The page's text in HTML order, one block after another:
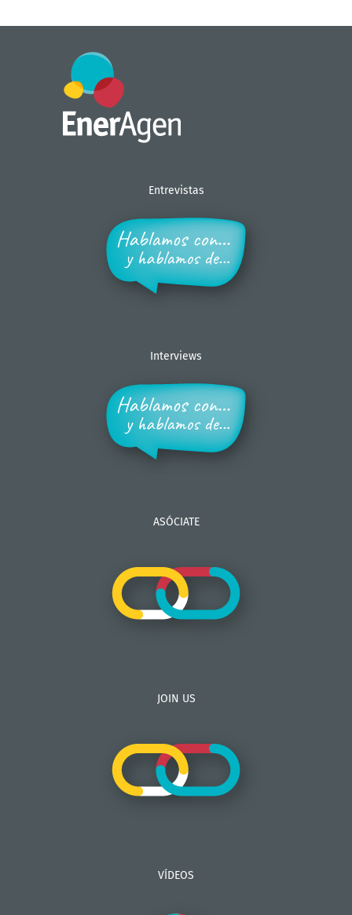
Entrevistas
Interviews
ASÓCIATE
JOIN US
VÍDEOS